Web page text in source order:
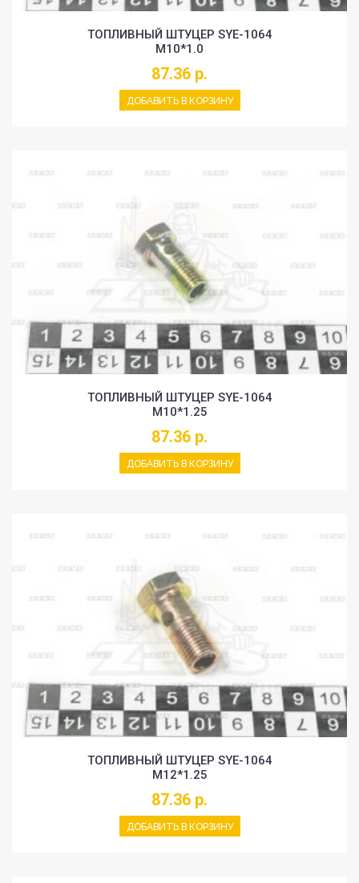
ТОПЛИВНЫЙ ШТУЦЕР SYE-1064
M10*1.0
87.36 р.
ДОБАВИТЬ В КОРЗИНУ
ТОПЛИВНЫЙ ШТУЦЕР SYE-1064
M10*1.25
87.36 р.
ДОБАВИТЬ В КОРЗИНУ
ТОПЛИВНЫЙ ШТУЦЕР SYE-1064
M12*1.25
87.36 р.
ДОБАВИТЬ В КОРЗИНУ